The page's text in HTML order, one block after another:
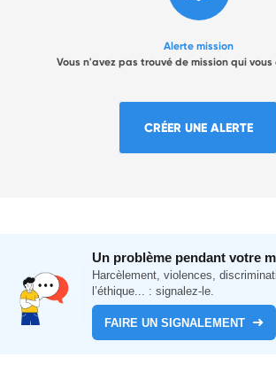
Alerte mission
Vous n'avez pas trouvé de mission qui vous
CRÉER UNE ALERTE
Un problème pendant votre
Harcèlement, violences,
l’éthique... : signalez-le.
FAIRE UN SIGNALEMENT